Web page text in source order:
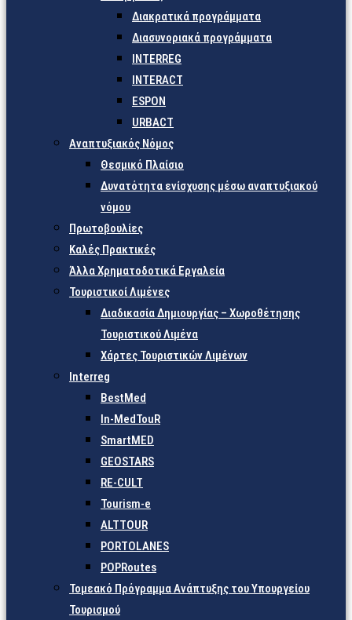
Διακρατικά προγράμματα
Διασυνοριακά προγράμματα
INTERREG
INTERACT
ESPON
URBACT
Αναπτυξιακός Νόμος
Θεσμικό Πλαίσιο
Δυνατότητα ενίσχυσης μέσω αναπτυξιακού
νόμου
Πρωτοβουλίες
Καλές Πρακτικές
Άλλα Χρηματοδοτικά Εργαλεία
Τουριστικοί Λιμένες
Διαδικασία Δημιουργίας – Χωροθέτησης
Τουριστικού Λιμένα
Χάρτες Τουριστικών Λιμένων
Interreg
BestMed
In-MedTouR
SmartMED
GEOSTARS
RE-CULT
Tourism-e
ALTTOUR
PORTOLANES
POPRoutes
Τομεακό Πρόγραμμα Ανάπτυξης του Υπουργείου
Τουρισμού